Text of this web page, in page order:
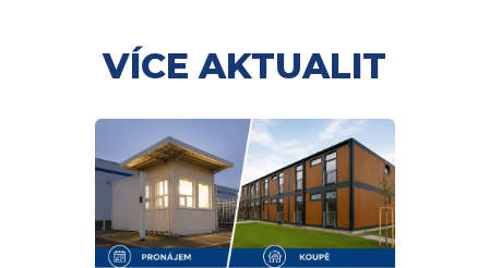
VÍCE AKTUALIT